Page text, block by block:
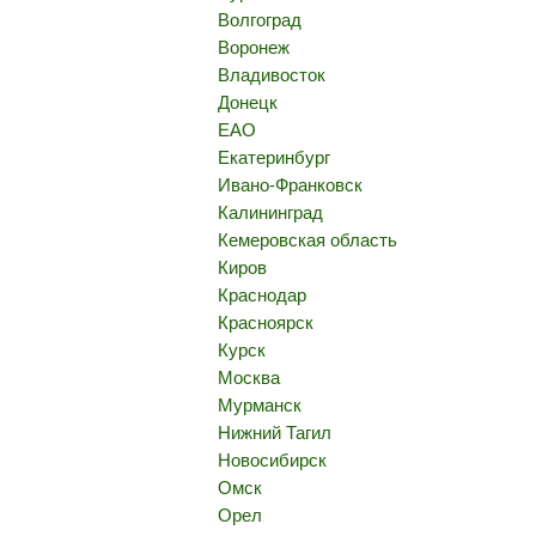
Волгоград
Воронеж
Владивосток
Донецк
ЕАО
Екатеринбург
Ивано-Франковск
Калининград
Кемеровская область
Киров
Краснодар
Красноярск
Курск
Москва
Мурманск
Нижний Тагил
Новосибирск
Омск
Орел